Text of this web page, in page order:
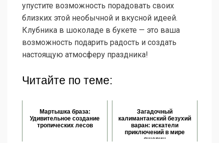
упустите возможность порадовать своих
близких этой необычной и вкусной идеей.
Клубника в шоколаде в букете — это ваша
возможность подарить радость и создать
настоящую атмосферу праздника!
Читайте по теме:
Мартышка браза:
Удивительное создание
тропических лесов
Загадочный
калимантанский безухий
варан: искатели
приключений в мире
ящериц